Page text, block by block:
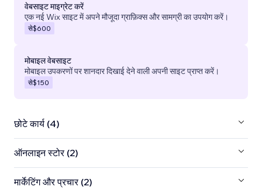
वेबसाइट माइग्रेट करें
एक नई Wix साइट में अपने मौजूदा ग्राफ़िक्स और सामग्री का उपयोग करें।
से$600
मोबाइल वेबसाइट
मोबाइल उपकरणों पर शानदार दिखाई देने वाली अपनी साइट प्राप्त करें।
से$150
छोटे कार्य (4)
ऑनलाइन स्टोर (2)
मार्केटिंग और प्रचार (2)